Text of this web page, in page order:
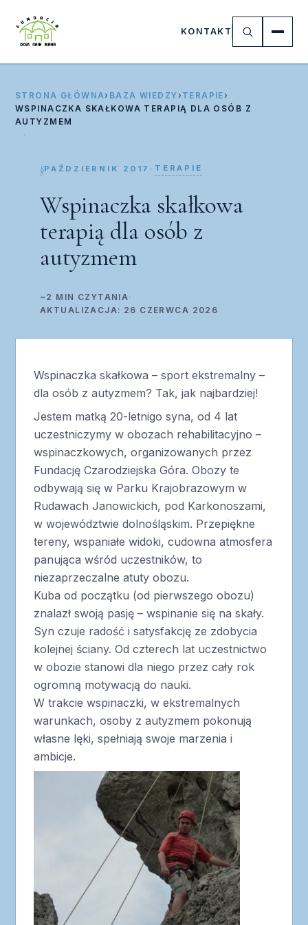
KONTAKT
STRONA GŁÓWNA› BAZA WIEDZY› TERAPIE›
WSPINACZKA SKAŁKOWA TERAPIĄ DLA OSÓB Z
AUTYZMEM
PAŹDZIERNIK 2017 · TERAPIE
Wspinaczka skałkowa
terapią dla osób z
autyzmem
~2 MIN CZYTANIA·
AKTUALIZACJA: 26 CZERWCA 2026
Wspinaczka skałkowa – sport ekstremalny –
dla osób z autyzmem? Tak, jak najbardziej!
Jestem matką 20-letnigo syna, od 4 lat
uczestniczymy w obozach rehabilitacyjno –
wspinaczkowych, organizowanych przez
Fundację Czarodziejska Góra. Obozy te
odbywają się w Parku Krajobrazowym w
Rudawach Janowickich, pod Karkonoszami,
w województwie dolnośląskim. Przepiękne
tereny, wspaniałe widoki, cudowna atmosfera
panująca wśród uczestników, to
niezaprzeczalne atuty obozu.
Kuba od początku (od pierwszego obozu)
znalazł swoją pasję – wspinanie się na skały.
Syn czuje radość i satysfakcję ze zdobycia
kolejnej ściany. Od czterech lat uczestnictwo
w obozie stanowi dla niego przez cały rok
ogromną motywacją do nauki.
W trakcie wspinaczki, w ekstremalnych
warunkach, osoby z autyzmem pokonują
własne lęki, spełniają swoje marzenia i
ambicje.